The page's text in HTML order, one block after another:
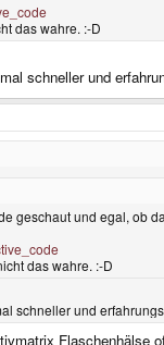
das wahre. :-D
schneller und
geschaut und egal, ob
das wahre. :-D
schneller und
Flaschenhälse